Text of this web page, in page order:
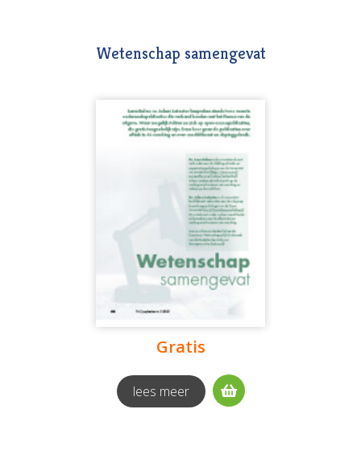
Wetenschap samengevat
Gratis
lees meer